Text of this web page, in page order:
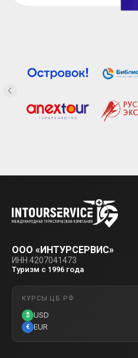
ООО «ИНТУРСЕРВИС»
ИНН 4207041473
Туризм с 1996 года
КУРСЫ ЦБ РФ
$ USD
€ EUR